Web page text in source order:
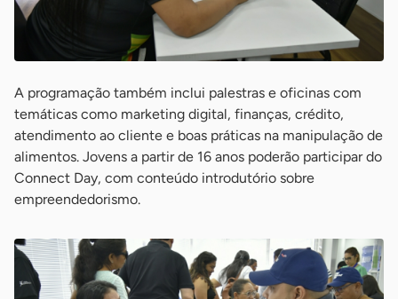
A programação também inclui palestras e oficinas com
temáticas como marketing digital, finanças, crédito,
atendimento ao cliente e boas práticas na manipulação de
alimentos. Jovens a partir de 16 anos poderão participar do
Connect Day, com conteúdo introdutório sobre
empreendedorismo.